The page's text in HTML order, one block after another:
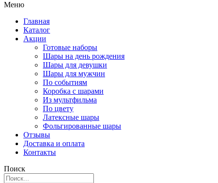
Меню
Главная
Каталог
Акции
Готовые наборы
Шары на день рождения
Шары для девушки
Шары для мужчин
По событиям
Коробка с шарами
Из мультфильма
По цвету
Латексные шары
Фольгированные шары
Отзывы
Доставка и оплата
Контакты
Поиск